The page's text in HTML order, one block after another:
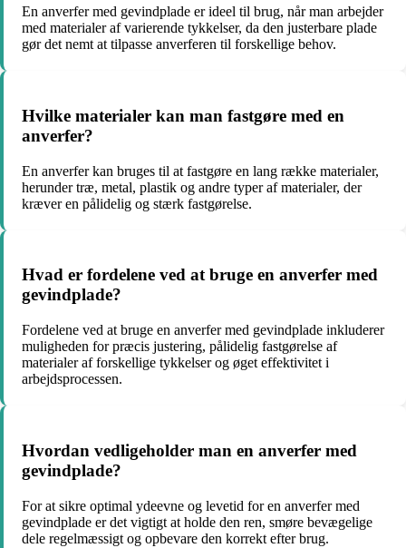
En anverfer med gevindplade er ideel til brug, når man arbejder
med materialer af varierende tykkelser, da den justerbare plade
gør det nemt at tilpasse anverferen til forskellige behov.
Hvilke materialer kan man fastgøre med en
anverfer?
En anverfer kan bruges til at fastgøre en lang række materialer,
herunder træ, metal, plastik og andre typer af materialer, der
kræver en pålidelig og stærk fastgørelse.
Hvad er fordelene ved at bruge en anverfer med
gevindplade?
Fordelene ved at bruge en anverfer med gevindplade inkluderer
muligheden for præcis justering, pålidelig fastgørelse af
materialer af forskellige tykkelser og øget effektivitet i
arbejdsprocessen.
Hvordan vedligeholder man en anverfer med
gevindplade?
For at sikre optimal ydeevne og levetid for en anverfer med
gevindplade er det vigtigt at holde den ren, smøre bevægelige
dele regelmæssigt og opbevare den korrekt efter brug.